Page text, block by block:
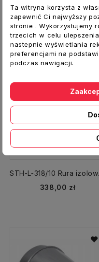
STH-L-
338,00 zł
Ta witryna korzysta z
zapewnić Ci najwyższy
stronie . Wykorzystujemy
trzecich w celu
nastepnie wyświetlania
preferencjami na
podczas nawigacji.